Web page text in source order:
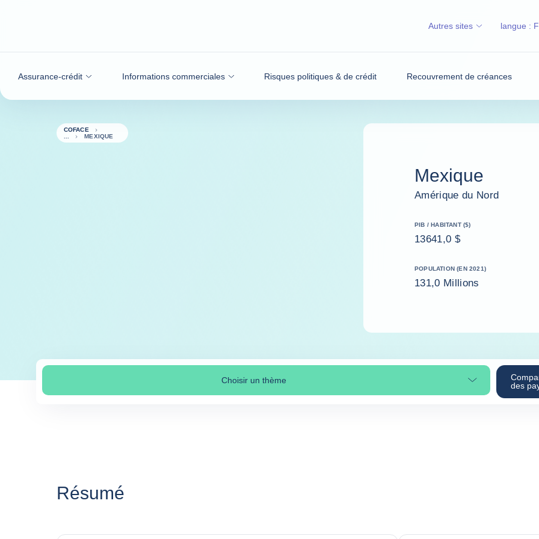
Assurance-crédit Informations commerciales Risques politiques & de crédit Recouvrement de créances
Autres sites langue :
COFACE
MEXIQUE
Mexique
Amérique du Nord
PIB / HABITANT ($)
13641,0 $
POPULATION (EN 2021)
131,0 Millions
Choisir un thèmeSélectionner une section
des
Résumé